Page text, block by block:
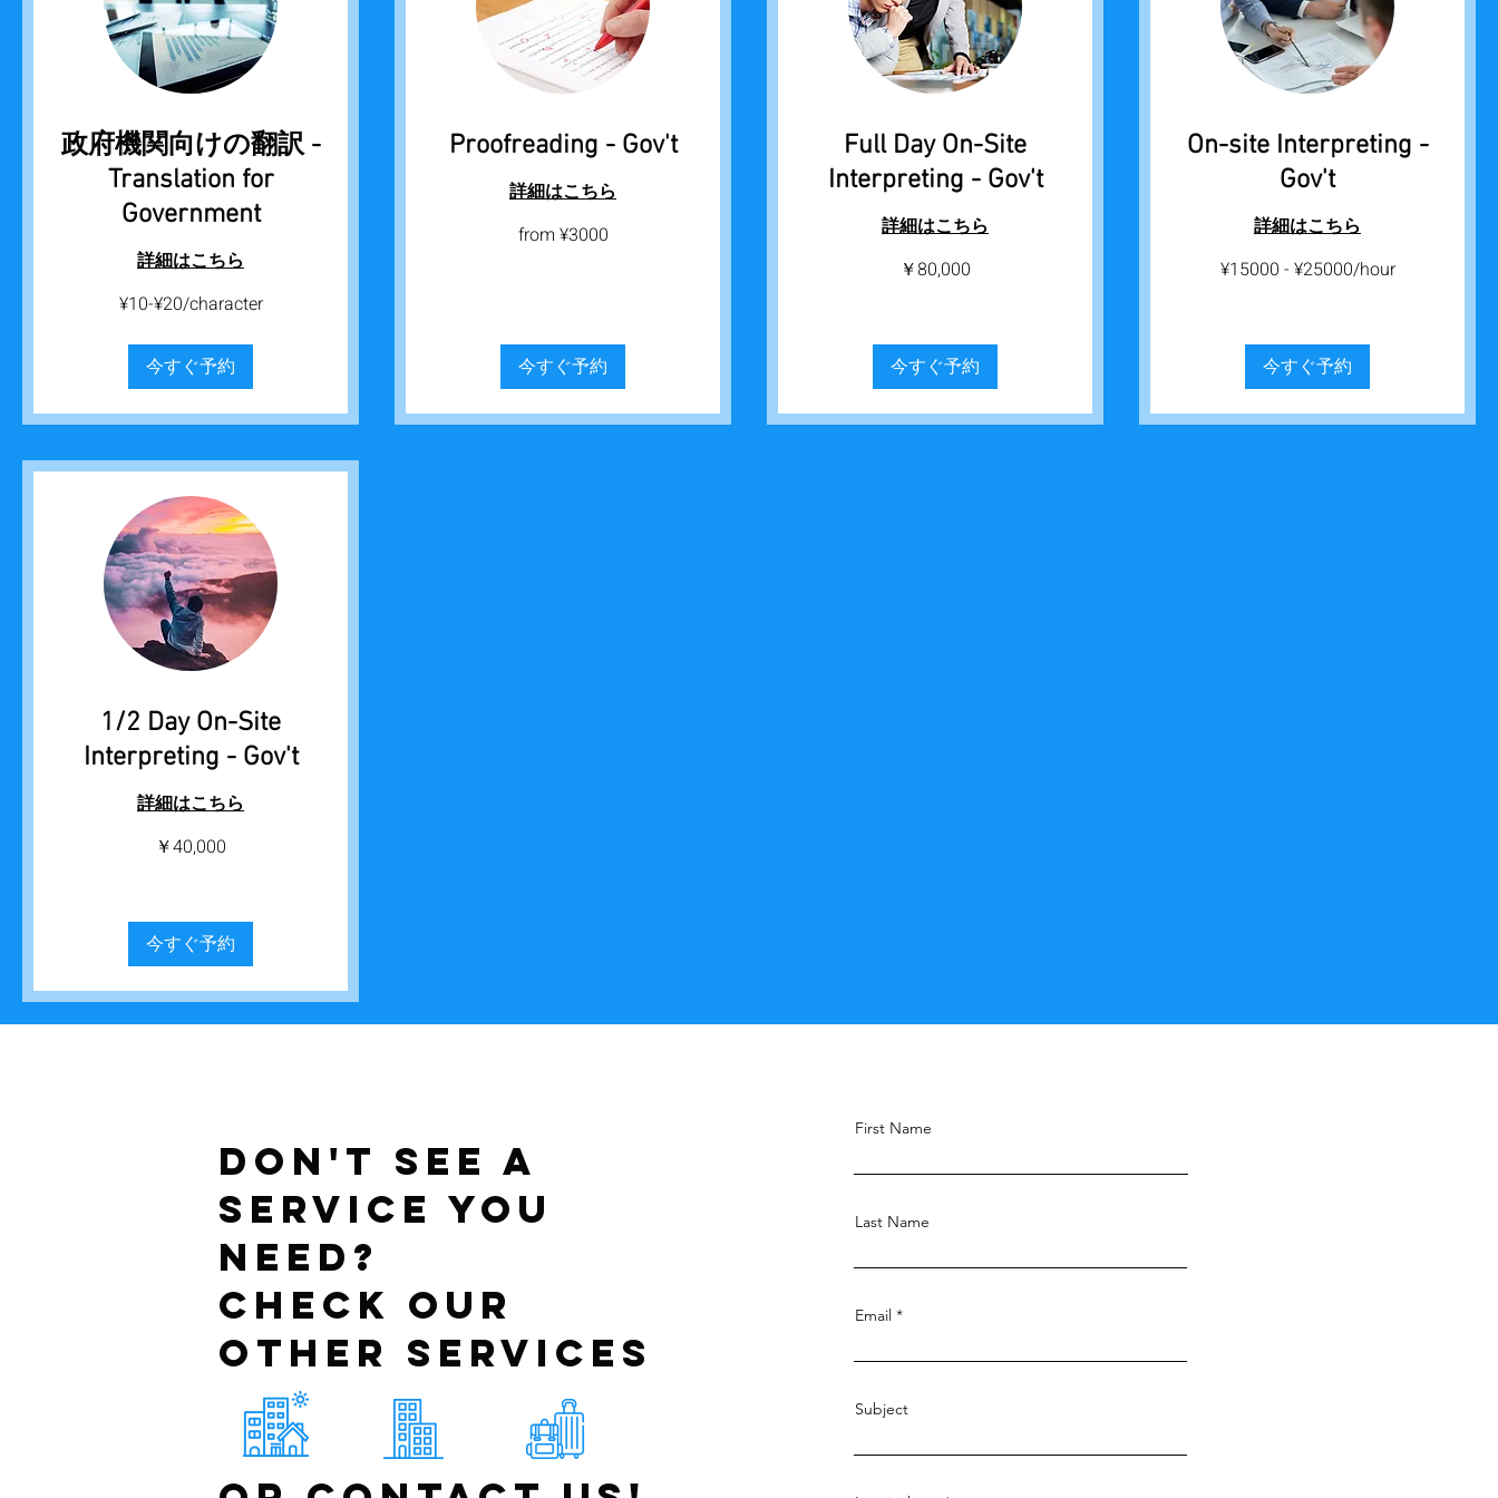
政府機関向けの翻訳 -
Translation for
Government
詳細はこちら
¥20/character¥10-¥20/character
今すぐ予約
Proofreading - Gov't
詳細はこちら
from ¥3000
今すぐ予約
Full Day On-Site
Interpreting - Gov't
詳細はこちら
￥80,000
今すぐ予約
On-site Interpreting -
Gov't
詳細はこちら
¥15000 - ¥25000/hour
今すぐ予約
1/2 Day On-Site
Interpreting - Gov't
詳細はこちら
￥40,000
今すぐ予約
Don't see a
service you
Need?
Check our
other services
First Name
Last Name
Email
Subject